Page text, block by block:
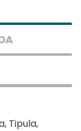
Tipula,